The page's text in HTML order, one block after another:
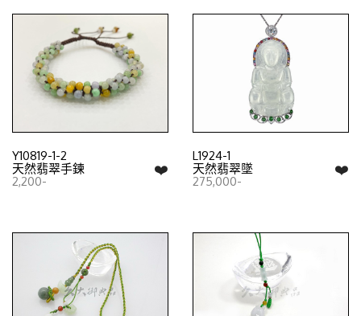
Y10819-1-2
❤️
天然翡翠手鍊
2,200-
L1924-1
❤️
天然翡翠墜
275,000-